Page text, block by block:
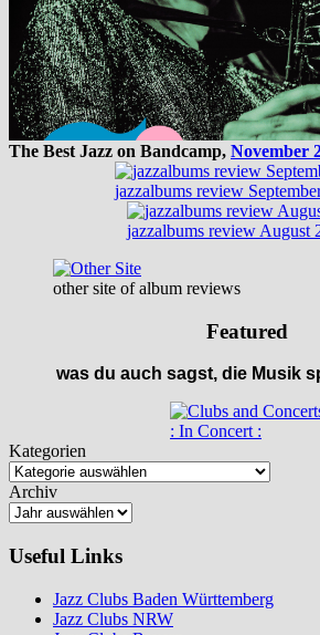
The Best Jazz on Bandcamp, November
jazzalbums review
jazzalbums review August
other site of album reviews
Featured
was du auch sagst, die Musik
: In Concert :
Kategorien
Archiv
Useful Links
Jazz Clubs Baden Württemberg
Jazz Clubs NRW